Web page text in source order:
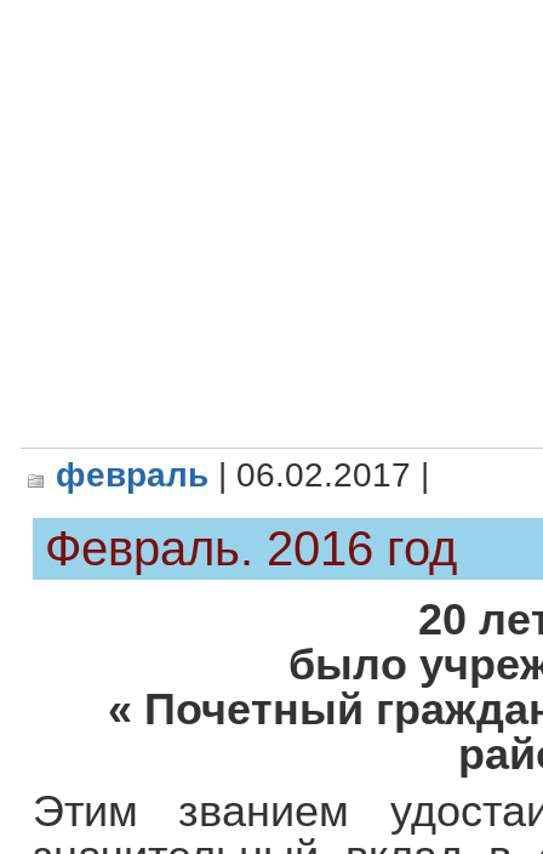
февраль | 06.02.2017 |
Февраль. 2016 год
20
было
« Почетный
Этим званием